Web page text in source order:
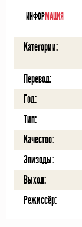
ИНФОРМАЦИЯ
Категории:
Перевод:
Год:
Тип:
Качество:
Эпизоды:
Выход:
Режиссёр: